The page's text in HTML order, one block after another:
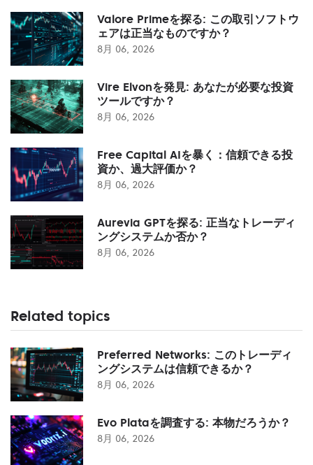
Valore Primeを探る: この取引ソフトウ
ェアは正当なものですか？
8月 06, 2026
Vire Elvonを発見: あなたが必要な投資
ツールですか？
8月 06, 2026
Free Capital AIを暴く：信頼できる投
資か、過大評価か？
8月 06, 2026
Aurevia GPTを探る: 正当なトレーディ
ングシステムか否か？
8月 06, 2026
Related topics
Preferred Networks: このトレーディ
ングシステムは信頼できるか？
8月 06, 2026
Evo Plataを調査する: 本物だろうか？
8月 06, 2026